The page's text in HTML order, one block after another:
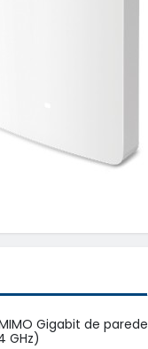
Gigabit de parede
GHz)